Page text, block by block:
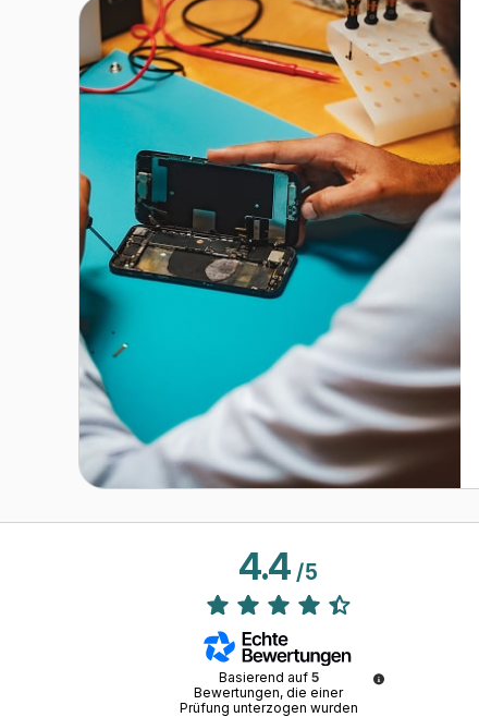
4.4/5
Basierend auf 5
Bewertungen, die einer
Prüfung unterzogen wurden